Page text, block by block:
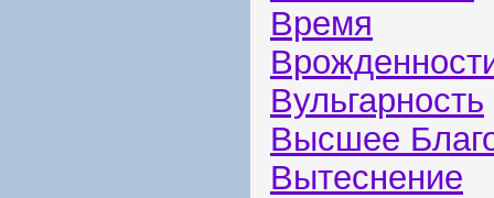
Время
Вульгарность
Высшее
Вытеснение